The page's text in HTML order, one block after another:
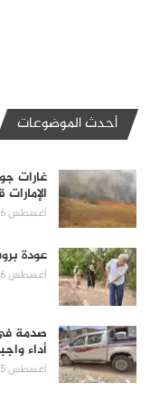
أحدث الموضوعات
غارات
أغسطس 6, 2026
عودة
أغسطس 6, 2026
صدمة
أداء
أغسطس 5, 2026